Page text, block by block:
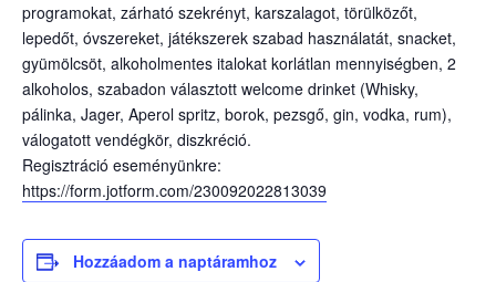
programokat, zárható szekrényt, karszalagot, törülközőt,
lepedőt, óvszereket, játékszerek szabad használatát, snacket,
gyümölcsöt, alkoholmentes italokat korlátlan mennyiségben, 2
alkoholos, szabadon választott welcome drinket (Whisky,
pálinka, Jager, Aperol spritz, borok, pezsgő, gin, vodka, rum),
válogatott vendégkör, diszkréció.
Regisztráció eseményünkre:
https://form.jotform.com/230092022813039
Hozzáadom a naptáramhoz